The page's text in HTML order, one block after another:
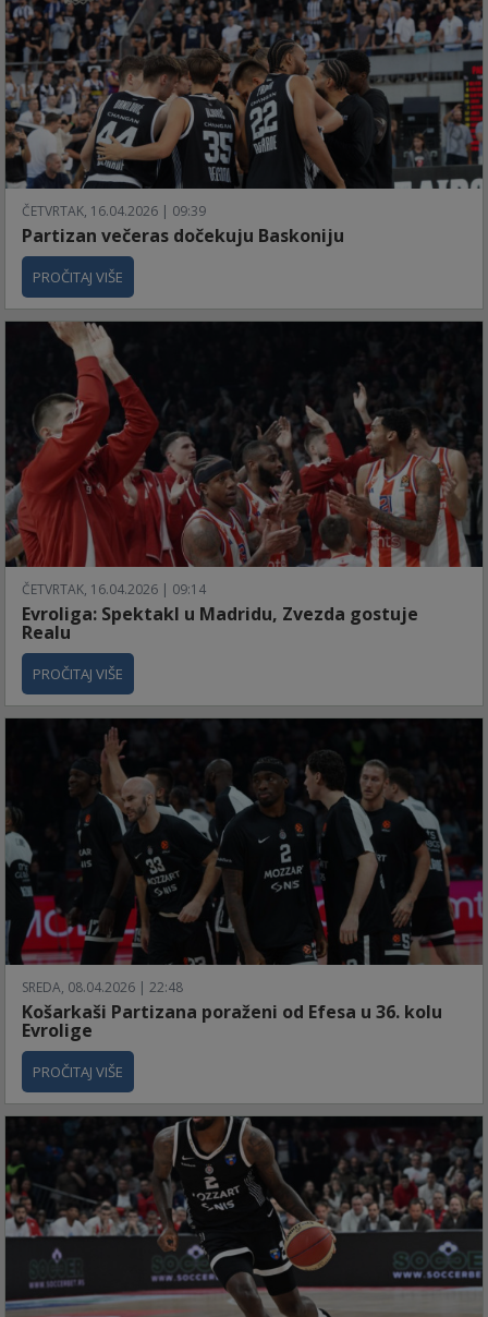
ČETVRTAK, 16.04.2026 | 09:39
Partizan večeras dočekuju Baskoniju
PROČITAJ VIŠE
ČETVRTAK, 16.04.2026 | 09:14
Evroliga: Spektakl u Madridu, Zvezda gostuje
Realu
PROČITAJ VIŠE
SREDA, 08.04.2026 | 22:48
Košarkaši Partizana poraženi od Efesa u 36. kolu
Evrolige
PROČITAJ VIŠE